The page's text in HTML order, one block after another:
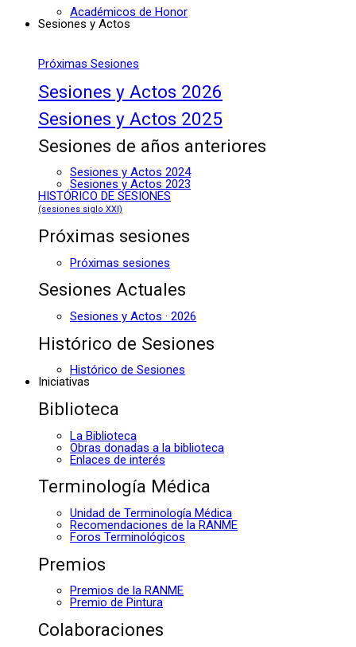
Académicos de Honor
Sesiones y Actos
Próximas Sesiones
Sesiones y Actos 2026
Sesiones y Actos 2025
Sesiones de años anteriores
Sesiones y Actos 2024
Sesiones y Actos 2023
HISTÓRICO DE SESIONES
(sesiones siglo XXI)
Próximas sesiones
Próximas sesiones
Sesiones Actuales
Sesiones y Actos · 2026
Histórico de Sesiones
Histórico de Sesiones
Iniciativas
Biblioteca
La Biblioteca
Obras donadas a la biblioteca
Enlaces de interés
Terminología Médica
Unidad de Terminología Médica
Recomendaciones de la RANME
Foros Terminológicos
Premios
Premios de la RANME
Premio de Pintura
Colaboraciones